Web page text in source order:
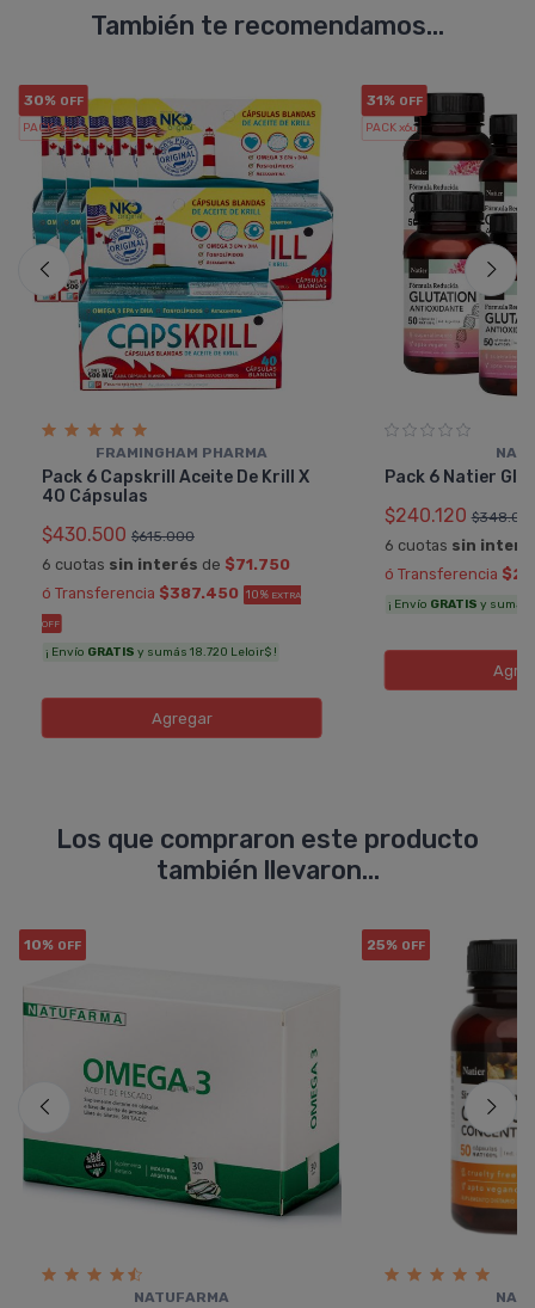
También te recomendamos...
30% OFF
PACK x6u.
FRAMINGHAM PHARMA
Pack 6 Capskrill Aceite De Krill X
40 Cápsulas
$430.500 $615.000
6 cuotas sin interés de $71.750
ó Transferencia $387.450 10% EXTRA
OFF
¡ Envío GRATIS y sumás 18.720 Leloir$ !
Agregar
31% OFF
PACK x6u.
Pack 6 Natier
$240.120
6 cuotas sin
ó Transferencia
¡ Envío GRATIS y sumás
Los que compraron este producto
también llevaron...
10% OFF
NATUFARMA
25% OFF